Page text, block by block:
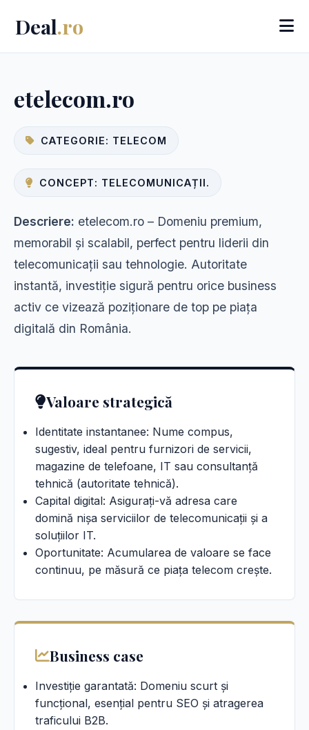
Deal.ro
etelecom.ro
CATEGORIE: TELECOM
CONCEPT: TELECOMUNICAȚII.
Descriere: etelecom.ro – Domeniu premium,
memorabil și scalabil, perfect pentru liderii din
telecomunicații sau tehnologie. Autoritate
instantă, investiție sigură pentru orice business
activ ce vizează poziționare de top pe piața
digitală din România.
Valoare strategică
Identitate instantanee: Nume compus,
sugestiv, ideal pentru furnizori de servicii,
magazine de telefoane, IT sau consultanță
tehnică (autoritate tehnică).
Capital digital: Asigurați-vă adresa care
domină nișa serviciilor de telecomunicații și a
soluțiilor IT.
Oportunitate: Acumularea de valoare se face
continuu, pe măsură ce piața telecom crește.
Business case
Investiție garantată: Domeniu scurt și
funcțional, esențial pentru SEO și atragerea
traficului B2B.